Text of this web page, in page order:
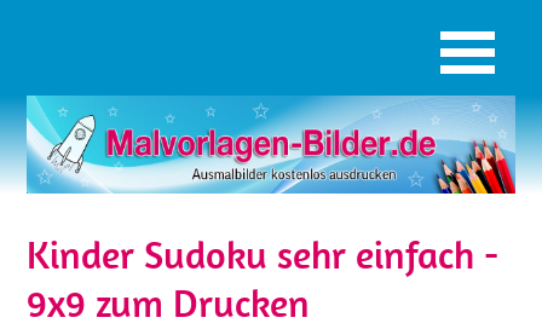
Kinder Sudoku sehr einfach -
9x9 zum Drucken